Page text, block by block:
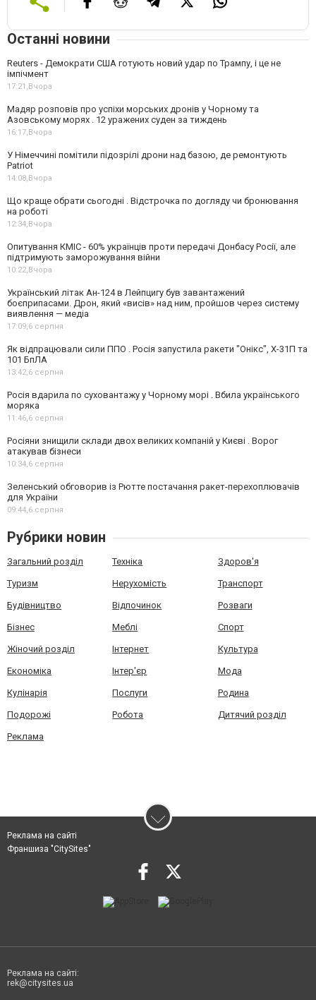
Останні новини
Reuters - Демократи США готують новий удар по Трампу, і це не
імпічмент
17:21,Вчора
Мадяр розповів про успіхи морських дронів у Чорному та
Азовському морях . 12 уражених суден за тиждень
16:17,Вчора
У Німеччині помітили підозрілі дрони над базою, де ремонтують
Patriot
14:08,Вчора
Що краще обрати сьогодні . Відстрочка по догляду чи бронювання
на роботі
12:34,Вчора
Опитування КМІС - 60% українців проти передачі Донбасу Росії, але
підтримують заморожування війни
10:22,Вчора
Український літак Ан-124 в Лейпцигу був завантажений
боєприпасами. Дрон, який «висів» над ним, пройшов через систему
виявлення — медіа
17:09,6 серпня
Як відпрацювали сили ППО . Росія запустила ракети "Онікс", Х-31П та
101 БпЛА
13:42,6 серпня
Росія вдарила по суховантажу у Чорному морі . Вбила українського
моряка
11:46,6 серпня
Росіяни знищили склади двох великих компаній у Києві . Ворог
атакував бізнеси
10:34,6 серпня
Зеленський обговорив із Рютте постачання ракет-перехоплювачів
для України
09:44,6 серпня
Рубрики новин
Загальний розділ Техніка Здоров'я
Туризм Нерухомість Транспорт
Будівництво Відпочинок Розваги
Бізнес Меблі Спорт
Жіночий розділ Інтернет Культура
Економіка Інтер'єр Мода
Кулінарія Послуги Родина
Подорожі Робота Дитячий розділ
Реклама
Реклама на сайті
Франшиза "CitySites"
Реклама на сайті:
rek@citysites.ua